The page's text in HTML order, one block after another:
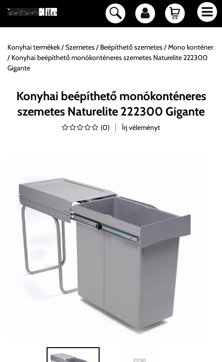
Konyhai termékek Szemetes Beépíthető szemetes
Mono konténer
Konyhai beépíthető monókonténeres szemetes Naturelite 222300
Gigante
Konyhai beépíthető monókonténeres
szemetes Naturelite 222300 Gigante
(0) Írj véleményt